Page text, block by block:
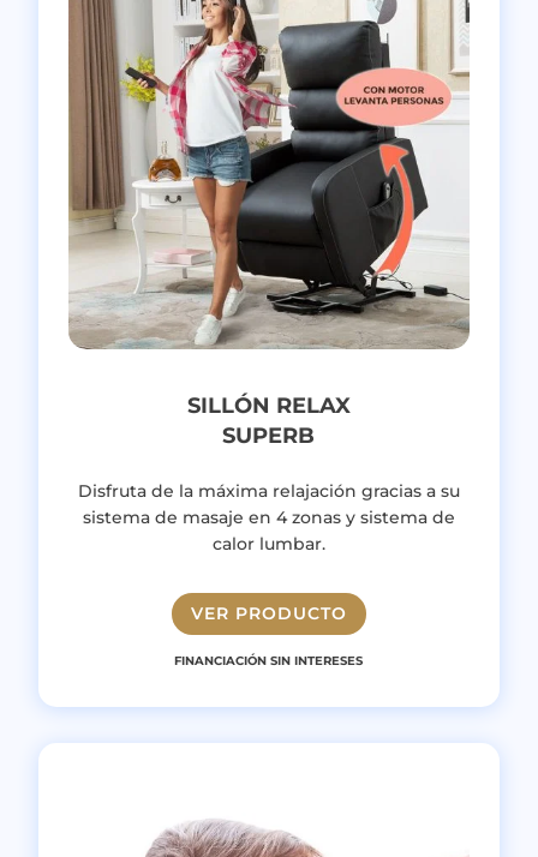
SILLÓN RELAX
SUPERB
Disfruta de la máxima relajación gracias a su
sistema de masaje en 4 zonas y sistema de
calor lumbar.
VER PRODUCTO
FINANCIACIÓN SIN INTERESES